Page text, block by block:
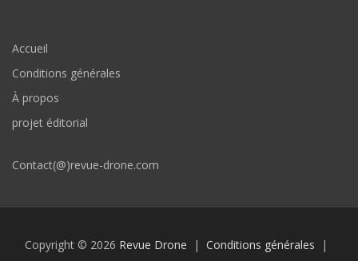
Accueil
Conditions générales
À propos
projet éditorial
Contact(@)revue-drone.com
Copyright © 2026 Revue Drone
Conditions générales